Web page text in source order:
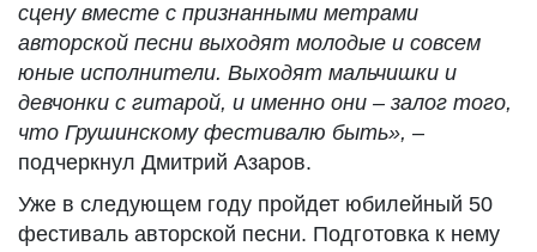
сцену вместе с признанными метрами
авторской песни выходят молодые и совсем
юные исполнители. Выходят мальчишки и
девчонки с гитарой, и именно они – залог того,
что Грушинскому фестивалю быть», –
подчеркнул Дмитрий Азаров.
Уже в следующем году пройдет юбилейный 50
фестиваль авторской песни. Подготовка к нему